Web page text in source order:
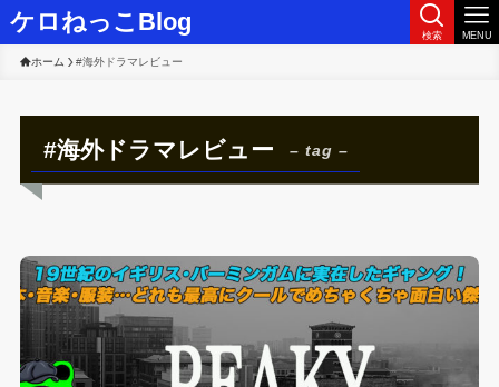
ケロねっこBlog 検索 MENU
ホーム #海外ドラマレビュー
#海外ドラマレビュー – tag –